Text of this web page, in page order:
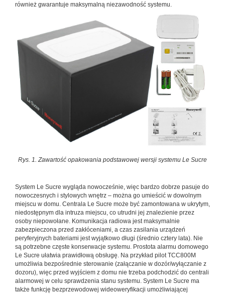
również gwarantuje maksymalną niezawodność systemu.
Rys. 1. Zawartość opakowania podstawowej wersji systemu Le Sucre
System Le Sucre wygląda nowocześnie, więc bardzo dobrze pasuje do
nowoczesnych i stylowych wnętrz – można go umieścić w dowolnym
miejscu w domu. Centrala Le Sucre może być zamontowana w ukrytym,
niedostępnym dla intruza miejscu, co utrudni jej znalezienie przez
osoby niepowołane. Komunikacja radiowa jest maksymalnie
zabezpieczona przed zakłóceniami, a czas zasilania urządzeń
peryferyjnych bateriami jest wyjątkowo długi (średnio cztery lata). Nie
są potrzebne częste konserwacje systemu. Prostota alarmu domowego
Le Sucre ułatwia prawidłową obsługę. Na przykład pilot TCC800M
umożliwia bezpośrednie sterowanie (załączanie w dozór/wyłączanie z
dozoru), więc przed wyjściem z domu nie trzeba podchodzić do centrali
alarmowej w celu sprawdzenia stanu systemu. System Le Sucre ma
także funkcję bezprzewodowej wideoweryfikacji umożliwiającej